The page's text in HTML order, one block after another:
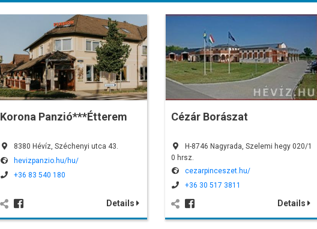
Korona Panzió***Étterem
8380 Hévíz, Széchenyi utca 43.
hevizpanzio.hu/hu/
+36 83 540 180
Details
Cézár Borászat
H-8746 Nagyrada, Szelemi hegy 020/1
0 hrsz.
cezarpinceszet.hu/
+36 30 517 3811
Details